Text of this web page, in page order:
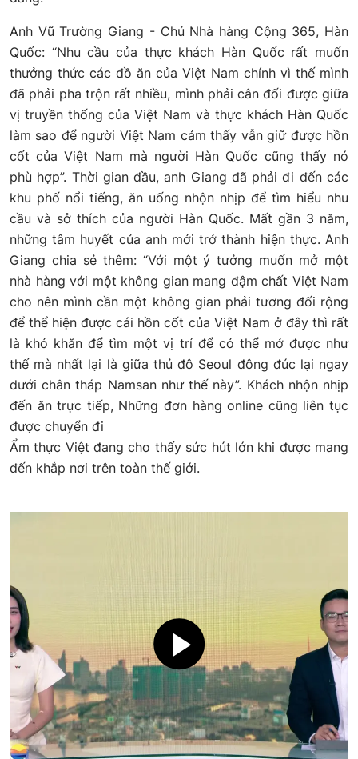
Anh Vũ Trường Giang - Chủ Nhà hàng Cộng 365, Hàn
Quốc: “Nhu cầu của thực khách Hàn Quốc rất muốn
thưởng thức các đồ ăn của Việt Nam chính vì thế mình
đã phải pha trộn rất nhiều, mình phải cân đối được giữa
vị truyền thống của Việt Nam và thực khách Hàn Quốc
làm sao để người Việt Nam cảm thấy vẫn giữ được hồn
cốt của Việt Nam mà người Hàn Quốc cũng thấy nó
phù hợp”. Thời gian đầu, anh Giang đã phải đi đến các
khu phố nổi tiếng, ăn uống nhộn nhịp để tìm hiểu nhu
cầu và sở thích của người Hàn Quốc. Mất gần 3 năm,
những tâm huyết của anh mới trở thành hiện thực. Anh
Giang chia sẻ thêm: “Với một ý tưởng muốn mở một
nhà hàng với một không gian mang đậm chất Việt Nam
cho nên mình cần một không gian phải tương đối rộng
để thể hiện được cái hồn cốt của Việt Nam ở đây thì rất
là khó khăn để tìm một vị trí để có thể mở được như
thế mà nhất lại là giữa thủ đô Seoul đông đúc lại ngay
dưới chân tháp Namsan như thế này”. Khách nhộn nhịp
đến ăn trực tiếp, Những đơn hàng online cũng liên tục
được chuyển đi
Ẩm thực Việt đang cho thấy sức hút lớn khi được mang
đến khắp nơi trên toàn thế giới.